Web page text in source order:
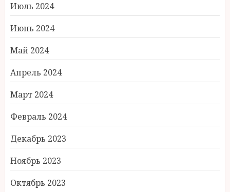
Июль 2024
Июнь 2024
Май 2024
Апрель 2024
Март 2024
Февраль 2024
Декабрь 2023
Ноябрь 2023
Октябрь 2023